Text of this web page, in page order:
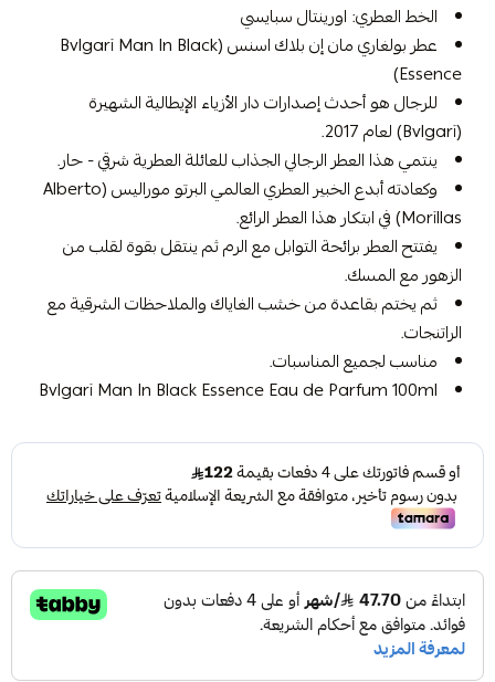
الخط العطري: اورينتال سبايسي
عطر بولغاري مان إن بلاك اسنس (Bvlgari Man In Black
Essence)
للرجال هو أحدث إصدارات دار الأزياء الإيطالية الشهيرة
(Bvlgari) لعام 2017.
ينتمي هذا العطر الرجالي الجذاب للعائلة العطرية شرقي - حار.
وكعادته أبدع الخبير العطري العالمي البرتو موراليس (Alberto
Morillas) في ابتكار هذا العطر الرائع.
يفتتح العطر برائحة التوابل مع الرم ثم ينتقل بقوة لقلب من
الزهور مع المسك.
ثم يختم بقاعدة من خشب الغاياك والملاحظات الشرقية مع
الراتنجات.
مناسب لجميع المناسبات.
Bvlgari Man In Black Essence Eau de Parfum 100ml